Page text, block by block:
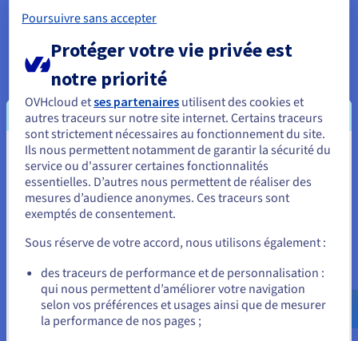
puissance réside dans le fait qu’elle permet d’utiliser
JavaScript à la fois pour le frontend (client) et le backend
(serveur). Les frameworks, outils et API liés à Node.js sont
variés et utilisés pour la création d’applications
multiplateformes.
Découvrez Node.js avec un hébergement web managé
Python
Le langage Python offre une réelle polyvalence. C'est un
langage de choix pour commencer l’apprentissage du
développement web. Compatible avec la plupart des
plateformes : Windows, Linux, MacOS et même iOS et Android
pour le développement d’applications mobiles, programmer
en Python est adapté à la plupart des projets.
Vous semblez être localisé en États-
Unis.
Pour commander, rendez-vous sur le site de votre pays (États-
Allez sur le site États-Unis
us.ovhcloud.com/
Anglais USD - $
ou
Poursuivre sans accepter
Protéger votre vie privée est
notre priorité
OVHcloud etses partenaires utilisent des cookies et
autres traceurs sur notre site internet. Certains traceurs
sont strictement nécessaires au fonctionnement du site.
Ils nous permettent notamment de garantir la sécurité du
service ou d'assurer certaines fonctionnalités
essentielles. D’autres nous permettent de réaliser des
mesures d’audience anonymes. Ces traceurs sont
exemptés de consentement.
Sous réserve de votre accord, nous utilisons également :
des traceurs de performance et de personnalisation :
qui nous permettent d’améliorer votre navigation
selon vos préférences et usages ainsi que de mesurer
la performance de nos pages ;